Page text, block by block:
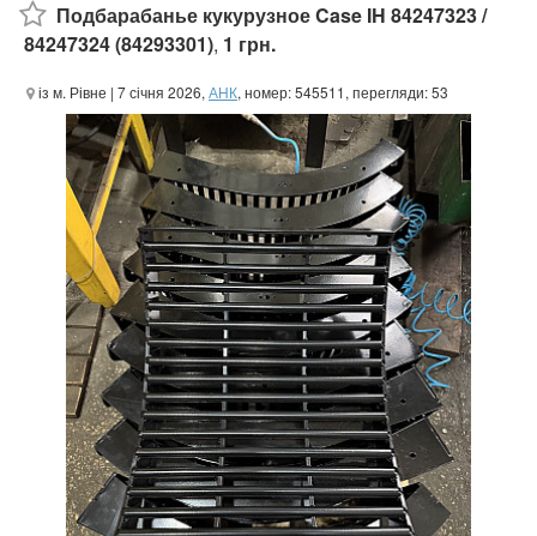
Подбарабанье кукурузное Case IH 84247323 /
84247324 (84293301), 1 грн.
із м. Рівне | 7 січня 2026, АНК, номер: 545511, перегляди: 53